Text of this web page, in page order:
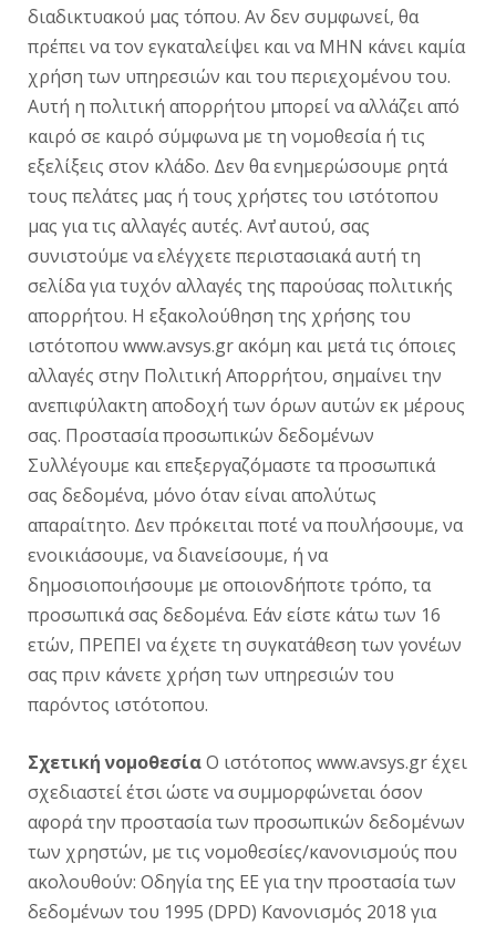
διαδικτυακού μας τόπου. Αν δεν συμφωνεί, θα
πρέπει να τον εγκαταλείψει και να ΜΗΝ κάνει καμία
χρήση των υπηρεσιών και του περιεχομένου του.
Αυτή η πολιτική απορρήτου μπορεί να αλλάζει από
καιρό σε καιρό σύμφωνα με τη νομοθεσία ή τις
εξελίξεις στον κλάδο. Δεν θα ενημερώσουμε ρητά
τους πελάτες μας ή τους χρήστες του ιστότοπου
μας για τις αλλαγές αυτές. Αντ̓ αυτού, σας
συνιστούμε να ελέγχετε περιστασιακά αυτή τη
σελίδα για τυχόν αλλαγές της παρούσας πολιτικής
απορρήτου. Η εξακολούθηση της χρήσης του
ιστότοπου www.avsys.gr ακόμη και μετά τις όποιες
αλλαγές στην Πολιτική Απορρήτου, σημαίνει την
ανεπιφύλακτη αποδοχή των όρων αυτών εκ μέρους
σας. Προστασία προσωπικών δεδομένων
Συλλέγουμε και επεξεργαζόμαστε τα προσωπικά
σας δεδομένα, μόνο όταν είναι απολύτως
απαραίτητο. Δεν πρόκειται ποτέ να πουλήσουμε, να
ενοικιάσουμε, να διανείσουμε, ή να
δημοσιοποιήσουμε με οποιονδήποτε τρόπο, τα
προσωπικά σας δεδομένα. Εάν είστε κάτω των 16
ετών, ΠΡΕΠΕΙ να έχετε τη συγκατάθεση των γονέων
σας πριν κάνετε χρήση των υπηρεσιών του
παρόντος ιστότοπου.
Σχετική νομοθεσίαO ιστότοπος www.avsys.gr έχει
σχεδιαστεί έτσι ώστε να συμμορφώνεται όσον
αφορά την προστασία των προσωπικών δεδομένων
των χρηστών, με τις νομοθεσίες/κανονισμούς που
ακολουθούν: Οδηγία της ΕΕ για την προστασία των
δεδομένων του 1995 (DPD) Κανονισμός 2018 για